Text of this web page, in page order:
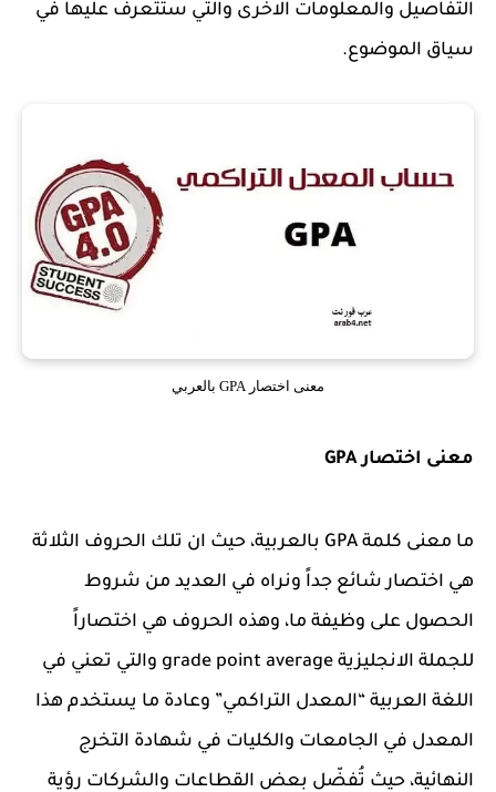
التفاصيل والمعلومات الاخرى والتي ستتعرف عليها في
سياق الموضوع.
معنى اختصار GPA بالعربي
معنى اختصار GPA
ما معنى كلمة GPA بالعربية، حيث ان تلك الحروف الثلاثة
هي اختصار شائع جداً ونراه في العديد من شروط
الحصول على وظيفة ما، وهذه الحروف هي اختصاراً
للجملة الانجليزية grade point average والتي تعني في
اللغة العربية “المعدل التراكمي” وعادة ما يستخدم هذا
المعدل في الجامعات والكليات في شهادة التخرج
النهائية، حيث تُفضّل بعض القطاعات والشركات رؤية